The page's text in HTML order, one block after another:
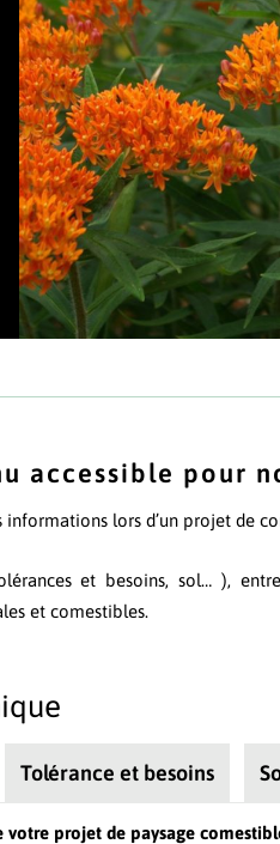
Sommités
accessible pour
informations lors d’un projet de
et besoins, sol… ),
et comestibles.
Tolérance et besoins
votre projet de paysage